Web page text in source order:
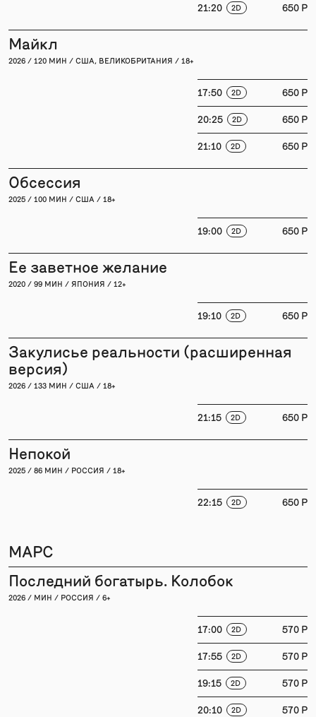
21:20 2D 650 P
Майкл
2026 / 120 МИН / США, ВЕЛИКОБРИТАНИЯ / 18+
17:50 2D 650 P
20:25 2D 650 P
21:10 2D 650 P
Обсессия
2025 / 100 МИН / США / 18+
19:00 2D 650 P
Ее заветное желание
2020 / 99 МИН / ЯПОНИЯ / 12+
19:10 2D 650 P
Закулисье реальности (расширенная
версия)
2026 / 133 МИН / США / 18+
21:15 2D 650 P
Непокой
2025 / 86 МИН / РОССИЯ / 18+
22:15 2D 650 P
МАРС
Последний богатырь. Колобок
2026 / МИН / РОССИЯ / 6+
17:00 2D 570 P
17:55 2D 570 P
19:15 2D 570 P
20:10 2D 570 P